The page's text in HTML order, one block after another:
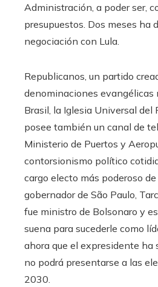
Administración, a poder ser,
presupuestos. Dos meses ha
negociación con Lula.
Republicanos, un partido
denominaciones evangélicas
Brasil, la Iglesia Universal del
posee también un canal de
Ministerio de Puertos y
contorsionismo político
cargo electo más poderoso
gobernador de São Paulo,
fue ministro de Bolsonaro y
suena para sucederle como
ahora que el expresidente
no podrá presentarse a las
2030.